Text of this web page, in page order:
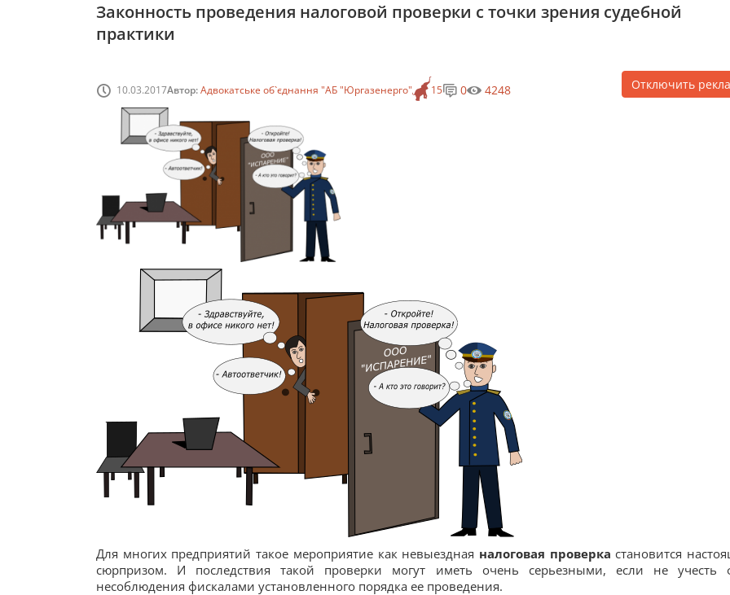
Законность проведения налоговой проверки с точки зрения судебной
практики
10.03.2017Автор:Адвокатське об`єднання "АБ "Юргазенерго" 15 0 4248 Отключить
Для многих предприятий такое мероприятие как невыездная налоговая проверка становится
сюрпризом. И последствия такой проверки могут иметь очень серьезными, если не учесть
несоблюдения фискалами установленного порядка ее проведения.